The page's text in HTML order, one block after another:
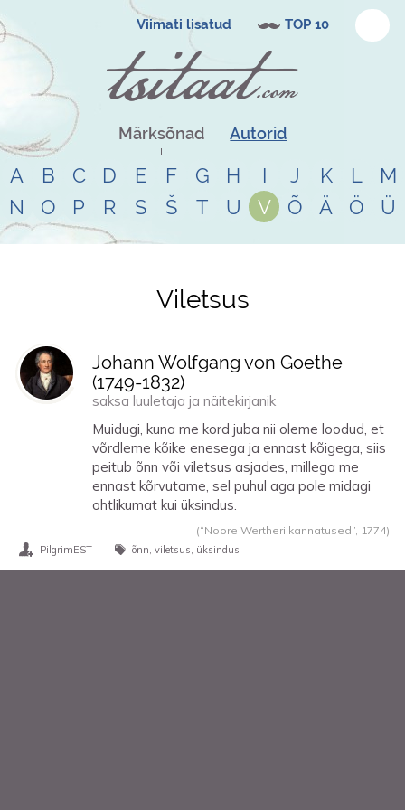
Viimati lisatud TOP 10
Märksõnad Autorid
A B C D E F G H I J K L
M
N
O P R S Š T U V Õ Ä Ö Ü
Tsitaadid teemalviletsus
Viletsus
Johann Wolfgang von Goethe
(1749-1832)
saksa luuletaja ja näitekirjanik
Muidugi, kuna me kord juba nii oleme loodud, et
võrdleme kõike enesega ja ennast kõigega, siis
peitub õnn või viletsus asjades, millega me
ennast kõrvutame, sel puhul aga pole midagi
ohtlikumat kui üksindus.
(“Noore Wertheri kannatused”, 1774)
PilgrimEST õnn viletsus üksindus